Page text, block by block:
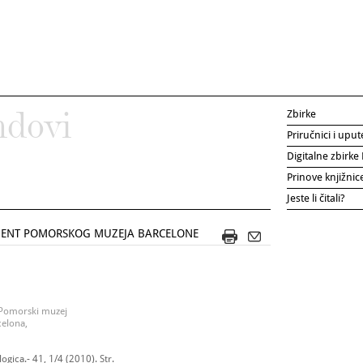
POMORSKOG MUZEJA BARCELONE
muzej
41, 1/4 (2010). Str.
Zbirke
Priručnici i
Digitalne zbirke
Prinove
Jeste li čitali?